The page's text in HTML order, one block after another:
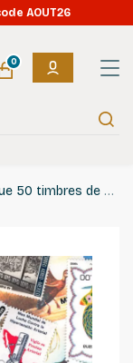
AOUT26
0
de collection tous différents.